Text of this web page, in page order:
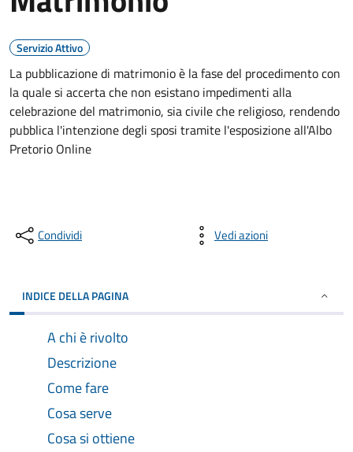
Servizio Attivo
La pubblicazione di matrimonio è la fase del procedimento con
la quale si accerta che non esistano impedimenti alla
celebrazione del matrimonio, sia civile che religioso, rendendo
pubblica l'intenzione degli sposi tramite l'esposizione all'Albo
Pretorio Online
Condividi Vedi azioni
INDICE DELLA PAGINA
A chi è rivolto
Descrizione
Come fare
Cosa serve
Cosa si ottiene